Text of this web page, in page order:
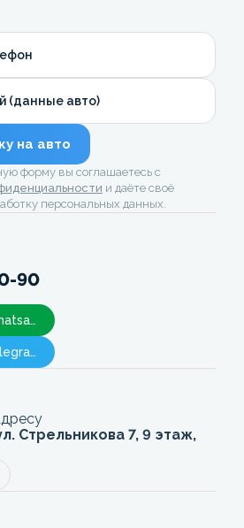
(данные авто)
на авто
форму вы соглашаетесь с
и даёте своё
персональных данных.
90
Напишите в Whatsapp
Напишите в Telegram
Стрельникова 7, 9 этаж,